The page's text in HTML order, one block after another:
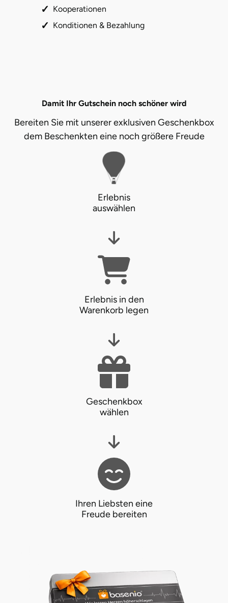
Kooperationen
Konditionen & Bezahlung
Damit Ihr Gutschein noch schöner wird
Bereiten Sie mit unserer exklusiven Geschenkbox
dem Beschenkten eine noch größere Freude
Erlebnis
auswählen
Erlebnis in den
Warenkorb legen
Geschenkbox
wählen
Ihren Liebsten eine
Freude bereiten